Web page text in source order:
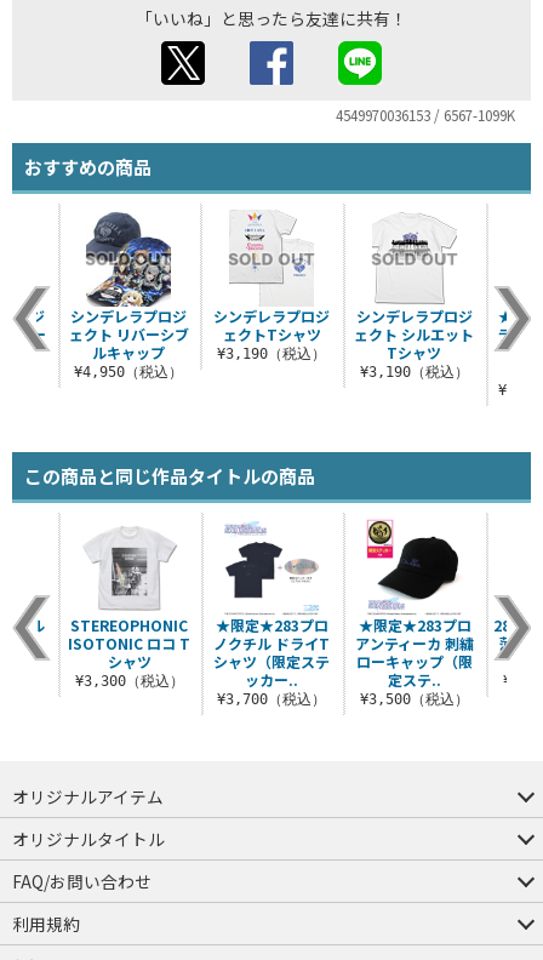
「いいね」と思ったら友達に共有！
4549970036153 / 6567-1099K
おすすめの商品
シンデレラプロジ
ェクトTシャツ
¥3,190（税込）
シンデレラプロジ
ェクト シルエット
Tシャツ
¥3,190（税込）
★限
ラプ
タ
ロジ
ラー
シンデレラプロジ
ェクト リバーシブ
ルキャップ
¥4,950（税込）
この商品と同じ作品タイトルの商品
★限定★283プロ
ノクチル ドライT
シャツ（限定ステ
ッカー..
¥3,700（税込）
★限定★283プロ
アンティーカ 刺繍
ローキャップ（限
定ステ..
¥3,500（税込）
283プ
薄手
チル
ャツ
込）
STEREOPHONIC
ISOTONIC ロコ T
シャツ
¥3,300（税込）
オリジナルアイテム
つままれ
つかまれ
ピョコッテ
オリジナルタイトル
アイテムヤ
ミスカトニック大學購買部
FAQ/お問い合わせ
FAQ
お問い合わせ
利用規約
会員規約・ポイント規約
特定商取引法に関する表示
プライバシーポリシー